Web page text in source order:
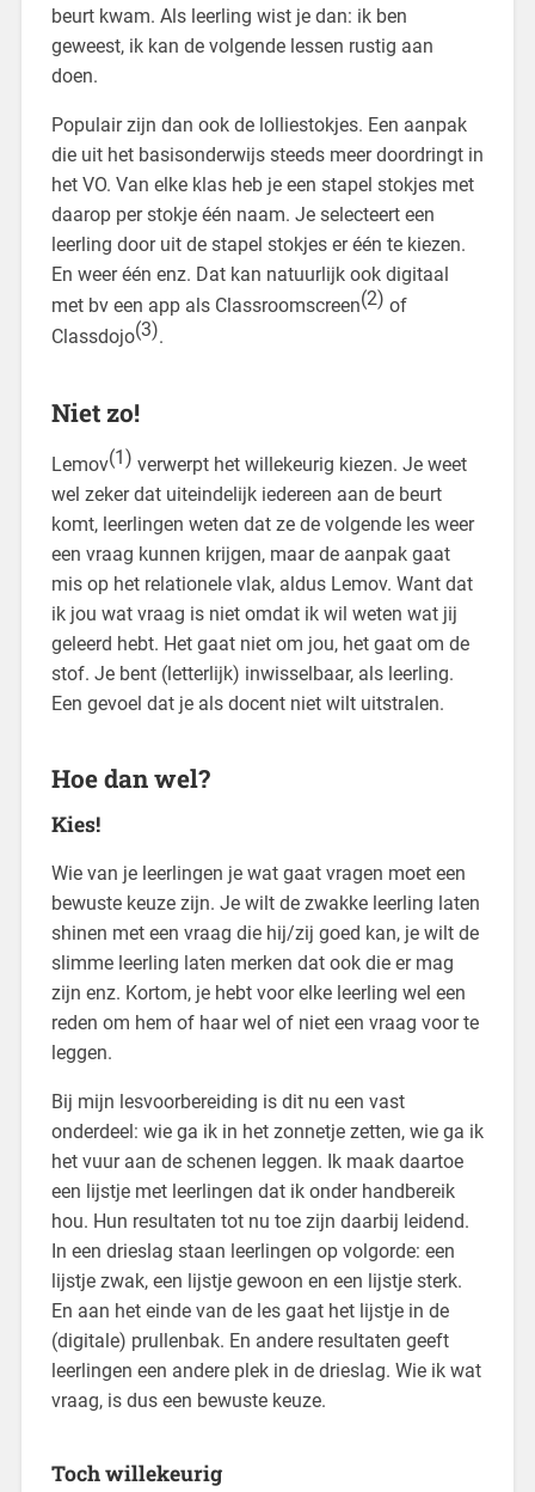
beurt kwam. Als leerling wist je dan: ik ben
geweest, ik kan de volgende lessen rustig aan
doen.
Populair zijn dan ook de lolliestokjes. Een aanpak
die uit het basisonderwijs steeds meer doordringt in
het VO. Van elke klas heb je een stapel stokjes met
daarop per stokje één naam. Je selecteert een
leerling door uit de stapel stokjes er één te kiezen.
En weer één enz. Dat kan natuurlijk ook digitaal
met bv een app als Classroomscreen(2) of
Classdojo(3).
Niet zo!
Lemov(1) verwerpt het willekeurig kiezen. Je weet
wel zeker dat uiteindelijk iedereen aan de beurt
komt, leerlingen weten dat ze de volgende les weer
een vraag kunnen krijgen, maar de aanpak gaat
mis op het relationele vlak, aldus Lemov. Want dat
ik jou wat vraag is niet omdat ik wil weten wat jij
geleerd hebt. Het gaat niet om jou, het gaat om de
stof. Je bent (letterlijk) inwisselbaar, als leerling.
Een gevoel dat je als docent niet wilt uitstralen.
Hoe dan wel?
Kies!
Wie van je leerlingen je wat gaat vragen moet een
bewuste keuze zijn. Je wilt de zwakke leerling laten
shinen met een vraag die hij/zij goed kan, je wilt de
slimme leerling laten merken dat ook die er mag
zijn enz. Kortom, je hebt voor elke leerling wel een
reden om hem of haar wel of niet een vraag voor te
leggen.
Bij mijn lesvoorbereiding is dit nu een vast
onderdeel: wie ga ik in het zonnetje zetten, wie ga ik
het vuur aan de schenen leggen. Ik maak daartoe
een lijstje met leerlingen dat ik onder handbereik
hou. Hun resultaten tot nu toe zijn daarbij leidend.
In een drieslag staan leerlingen op volgorde: een
lijstje zwak, een lijstje gewoon en een lijstje sterk.
En aan het einde van de les gaat het lijstje in de
(digitale) prullenbak. En andere resultaten geeft
leerlingen een andere plek in de drieslag. Wie ik wat
vraag, is dus een bewuste keuze.
Toch willekeurig